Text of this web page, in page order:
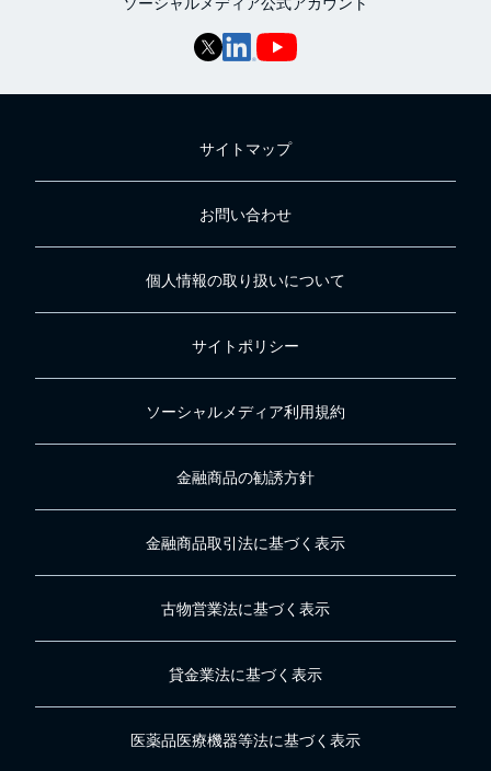
サイトマップ
お問い合わせ
個人情報の取り扱いについて
サイトポリシー
ソーシャルメディア利用規約
金融商品の勧誘方針
金融商品取引法に基づく表示
古物営業法に基づく表示
貸金業法に基づく表示
医薬品医療機器等法に基づく表示